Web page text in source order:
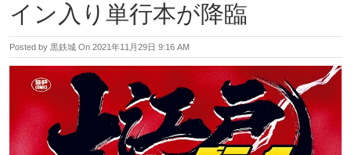
イン入り単行本が降臨
Posted by 黒鉄城 On 2021年11月29日 9:16 AM